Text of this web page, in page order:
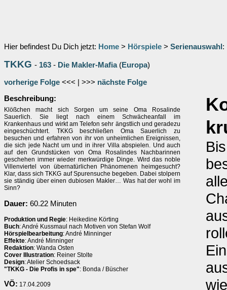
Hier befindest Du Dich jetzt: Home > Hörspiele > Serienauswahl :
TKKG - 163 - Die Makler-Mafia(Europa)
vorherige Folge <<< | >>> nächste Folge
Beschreibung:
Klößchen macht sich Sorgen um seine Oma Rosalinde
Sauerlich. Sie liegt nach einem Schwächeanfall im
Krankenhaus und wirkt am Telefon sehr ängstlich und geradezu
eingeschüchtert. TKKG beschließen Oma Sauerlich zu
besuchen und erfahren von ihr von unheimlichen Ereignissen,
die sich jede Nacht um und in ihrer Villa abspielen. Und auch
auf den Grundstücken von Oma Rosalindes Nachbarinnen
geschehen immer wieder merkwürdige Dinge. Wird das noble
Villenviertel von übernatürlichen Phänomenen heimgesucht?
Klar, dass sich TKKG auf Spurensuche begeben. Dabei stolpern
sie ständig über einen dubiosen Makler… Was hat der wohl im
Sinn?
Dauer: 60.22 Minuten
Produktion und Regie: Heikedine Körting
Buch: André Kussmaul nach Motiven von Stefan Wolf
Hörspielbearbeitung: André Minninger
Effekte: André Minninger
Redaktion: Wanda Osten
Cover Illustration: Reiner Stolte
Design: Atelier Schoedsack
"TKKG - Die Profis in spe": Bonda / Büscher
VÖ: 17.04.2009